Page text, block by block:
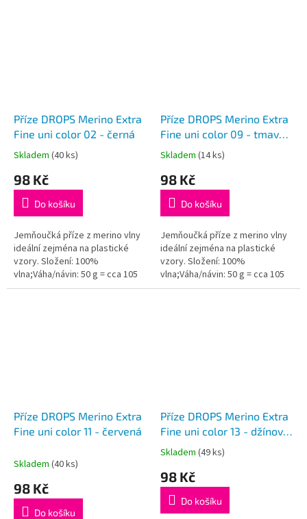
Příze DROPS Merino Extra
Fine uni color 02 - černá
Průměrné
produktu
5,0
5
hvězdiček.
Skladem (40 ks)
98 Kč
Do košíku
Jemňoučká příze z merino vlny
ideální zejména na plastické
vzory. Složení: 100%
vlna;Váha/návin: 50 g = cca 105
metrů;Doporučená síla jehlic: 4
Příze DROPS Merino Extra
Fine uni color 09 - tmavá
hnědá
Průměrné
produktu
5,0
5
hvězdiček.
Skladem (14 ks)
98 Kč
Do košíku
Jemňoučká příze z merino vlny
ideální zejména na plastické
vzory. Složení: 100%
vlna;Váha/návin: 50 g = cca 105
metrů;Doporučená síla jehlic: 4
Příze DROPS Merino Extra
Fine uni color 11 - červená
Skladem (40 ks)
98 Kč
Do košíku
Příze DROPS Merino Extra
Fine uni color 13 - džínově
modrá
Průměrné
produktu
5,0
Skladem (49 ks)
98 Kč
Do košíku